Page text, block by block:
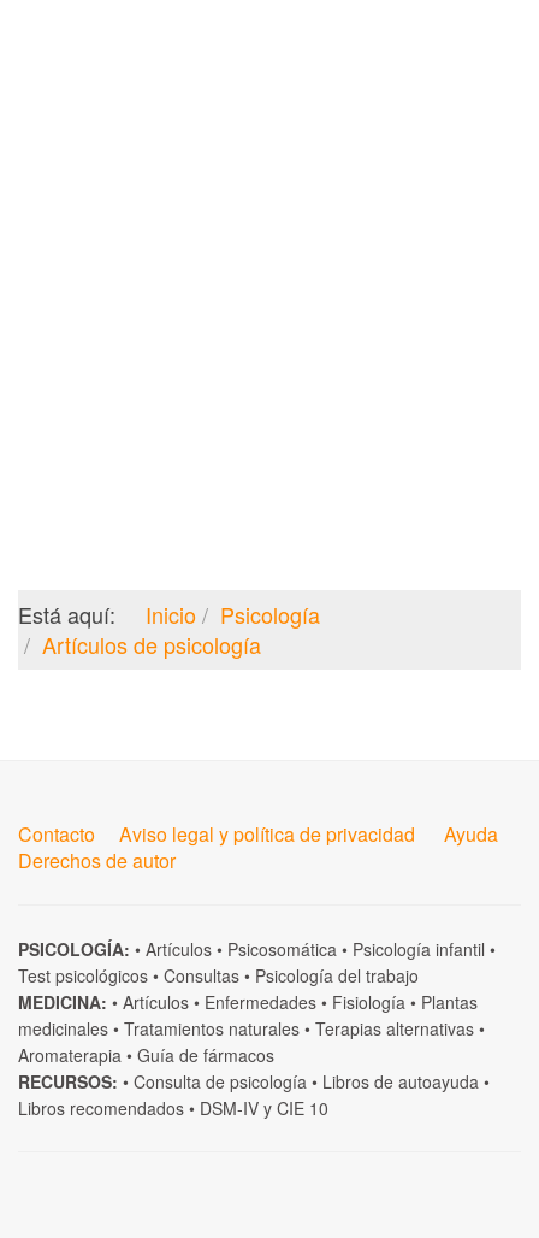
Está aquí: Inicio
Psicología
Artículos de psicología
Contacto Aviso legal y política de privacidad
Ayuda
Derechos de autor
PSICOLOGÍA: • Artículos • Psicosomática • Psicología infantil •
Test psicológicos • Consultas • Psicología del trabajo
MEDICINA: • Artículos • Enfermedades • Fisiología • Plantas
medicinales • Tratamientos naturales • Terapias alternativas •
Aromaterapia • Guía de fármacos
RECURSOS: • Consulta de psicología • Libros de autoayuda •
Libros recomendados • DSM-IV y CIE 10